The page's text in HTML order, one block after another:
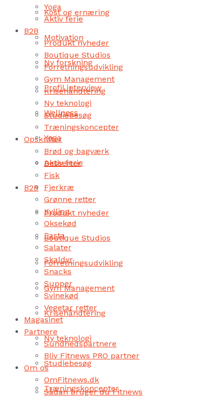
Kost og ernæring
Motivation
Ny forskning
Profil interview
Wellness
Yoga
Aktiv ferie
B2B
Produkt nyheder
Boutique Studios
Forretningsudvikling
Gym Management
Krisehåndtering
Ny teknologi
Studiebesøg
Træningskoncepter
Yoga
Aktiv ferie
B2B
Produkt nyheder
Boutique Studios
Forretningsudvikling
Gym Management
Krisehåndtering
Ny teknologi
Studiebesøg
Træningskoncepter
Opskrifter
Brød og bagværk
Desserter
Fisk
Fjerkræ
Grønne retter
Kylling
Oksekød
Pasta
Salater
Skaldyr
Snacks
Supper
Svinekød
Vegetar retter
Magasinet
Partnere
Sundhedspartnere
Bliv Fitnews PRO partner
Om os
OmFitnews.dk
Sådan bruger du Fitnews